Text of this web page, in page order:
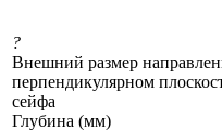
?
Внешний размер
перпендикулярном
сейфа
Глубина (мм)